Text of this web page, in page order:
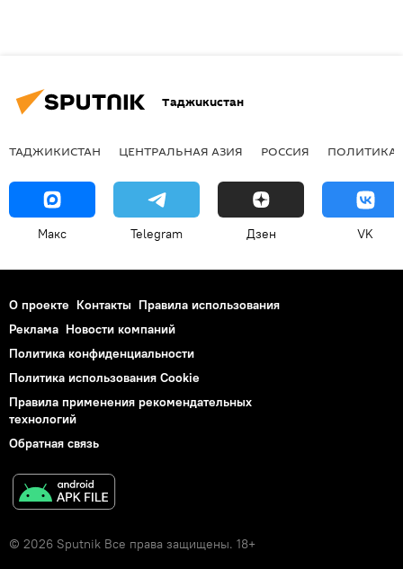
Таджикистан
ТАДЖИКИСТАН ЦЕНТРАЛЬНАЯ АЗИЯ РОССИЯ ПОЛИТИКА
Макс Telegram Дзен VK
О проекте Контакты Правила использования
Реклама Новости компаний
Политика конфиденциальности
Политика использования Cookie
Правила применения рекомендательных
технологий
Обратная связь
© 2026 Sputnik Все права защищены. 18+